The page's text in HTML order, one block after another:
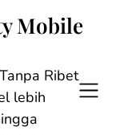
Mobile
Ribet
lebih